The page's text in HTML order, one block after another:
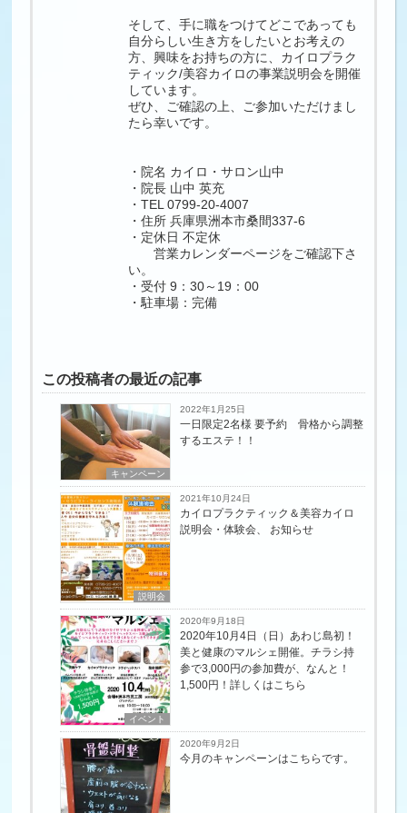
そして、手に職をつけてどこであっても
自分らしい生き方をしたいとお考えの
方、興味をお持ちの方に、カイロプラク
ティック/美容カイロの事業説明会を開催
しています。
ぜひ、ご確認の上、ご参加いただけまし
たら幸いです。
・院名 カイロ・サロン山中
・院長 山中 英充
・TEL 0799-20-4007
・住所 兵庫県洲本市桑間337-6
・定休日 不定休
営業カレンダーページをご確認下さ
い。
・受付 9：30～19：00
・駐車場：完備
この投稿者の最近の記事
キャンペーン
2022年1月25日
一日限定2名様 要予約 骨格から調整
するエステ！！
説明会
2021年10月24日
カイロプラクティック＆美容カイロ
説明会・体験会、 お知らせ
イベント
2020年9月18日
2020年10月4日（日）あわじ島初！
美と健康のマルシェ開催。チラシ持
参で3,000円の参加費が、なんと！
1,500円！詳しくはこちら
2020年9月2日
今月のキャンペーンはこちらです。